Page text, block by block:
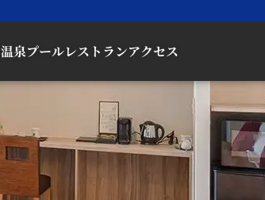
温泉プールレストランアクセス